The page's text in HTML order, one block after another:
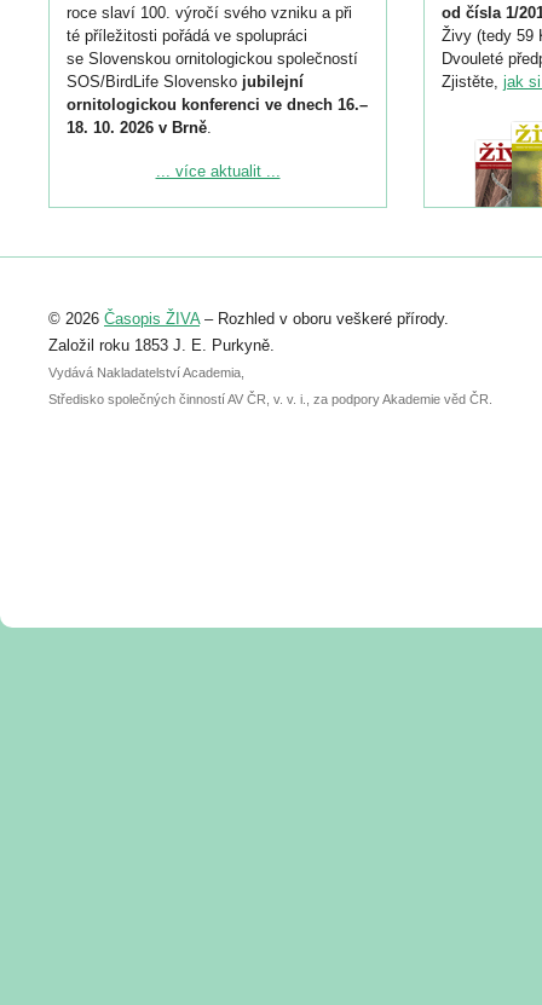
roce slaví 100. výročí svého vzniku a při
té příležitosti pořádá ve spolupráci
se Slovenskou ornitologickou společností
SOS/BirdLife Slovensko jubilejní
ornitologickou konferenci ve dnech 16.–
18. 10. 2026 v Brně.
Podrobnější informace ke konferenci
Registrovat se můžete do 6. září.
abstraktu přihlášené přednášky nebo
posteru je už 30. června.
... více aktualit ...
od čísla 1/
Živy (tedy 59
Dvouleté
Zjistěte, jak
© 2026 Časopis ŽIVA– Rozhled v oboru veškeré přírody.
Založil roku 1853 J. E. Purkyně.
Vydává Nakladatelství Academia,
Středisko společných činností AV ČR, v. v. i., za podpory Akademie věd ČR.